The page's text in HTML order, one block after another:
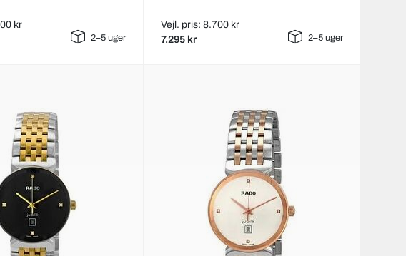
kr
2–5 uger
Vejl. pris: 8.700 kr
7.295 kr 2–5 uger